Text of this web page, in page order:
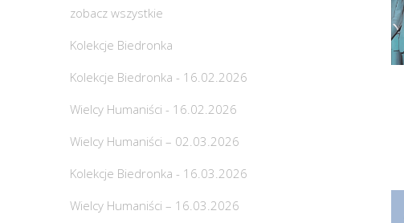
zobacz wszystkie
Kolekcje Biedronka
Kolekcje Biedronka - 16.02.2026
Wielcy Humaniści - 16.02.2026
Wielcy Humaniści – 02.03.2026
Kolekcje Biedronka - 16.03.2026
Wielcy Humaniści – 16.03.2026